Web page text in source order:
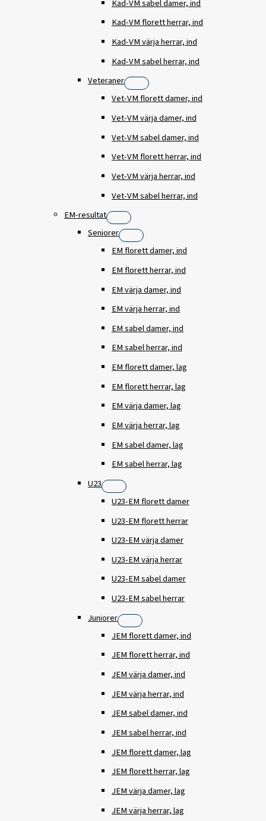
Kad-VM sabel damer, ind
Kad-VM florett herrar, ind
Kad-VM värja herrar, ind
Kad-VM sabel herrar, ind
Veteraner
Vet-VM florett damer, ind
Vet-VM värja damer, ind
Vet-VM sabel damer, ind
Vet-VM florett herrar, ind
Vet-VM värja herrar, ind
Vet-VM sabel herrar, ind
EM-resultat
Seniorer
EM florett damer, ind
EM florett herrar, ind
EM värja damer, ind
EM värja herrar, ind
EM sabel damer, ind
EM sabel herrar, ind
EM florett damer, lag
EM florett herrar, lag
EM värja damer, lag
EM värja herrar, lag
EM sabel damer, lag
EM sabel herrar, lag
U23
U23-EM florett damer
U23-EM florett herrar
U23-EM värja damer
U23-EM värja herrar
U23-EM sabel damer
U23-EM sabel herrar
Juniorer
JEM florett damer, ind
JEM florett herrar, ind
JEM värja damer, ind
JEM värja herrar, ind
JEM sabel damer, ind
JEM sabel herrar, ind
JEM florett damer, lag
JEM florett herrar, lag
JEM värja damer, lag
JEM värja herrar, lag